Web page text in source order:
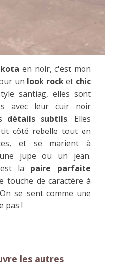
en noir, c'est mon
un look rocket chic
santiag, elles sont
avec leur cuir noir
détails subtils. Elles
côté rebelle tout en
et se marient à
jupe ou un jean.
la paire parfaite
touche de caractère à
se sent comme une
pas !
les autres